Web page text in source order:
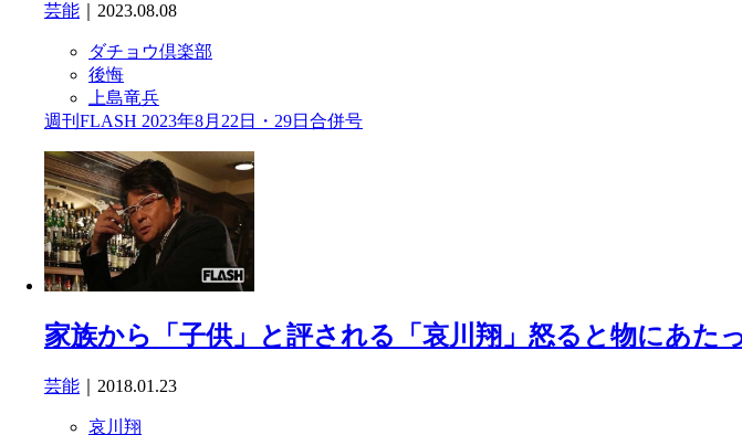
芸能 ｜2023.08.08
ダチョウ倶楽部
後悔
上島竜兵
週刊FLASH 2023年8月22日・29日合併号
家族から「子供」と評される「哀川翔」怒ると物にあた
芸能 ｜2018.01.23
哀川翔